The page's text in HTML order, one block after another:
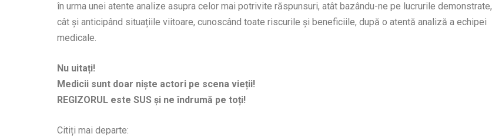
în urma unei atente analize asupra celor mai potrivite răspunsuri, atât bazându-ne pe lucrurile demonstrate,
cât și anticipând situațiile viitoare, cunoscând toate riscurile și beneficiile, după o atentă analiză a echipei
medicale.
Nu uitați!
Medicii sunt doar niște actori pe scena vieții!
REGIZORUL este SUS și ne îndrumă pe toți!
Citiți mai departe: